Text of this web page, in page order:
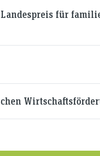
Landespreis für